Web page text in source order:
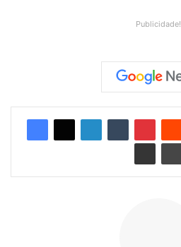
Publicidade!